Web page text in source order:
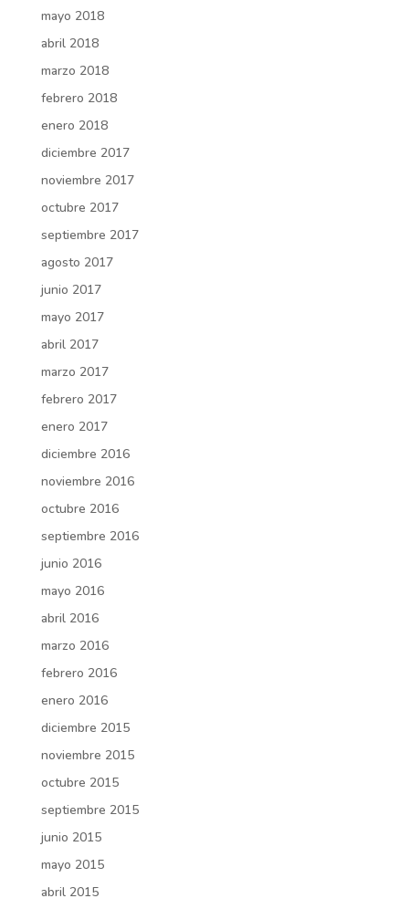
mayo 2018
abril 2018
marzo 2018
febrero 2018
enero 2018
diciembre 2017
noviembre 2017
octubre 2017
septiembre 2017
agosto 2017
junio 2017
mayo 2017
abril 2017
marzo 2017
febrero 2017
enero 2017
diciembre 2016
noviembre 2016
octubre 2016
septiembre 2016
junio 2016
mayo 2016
abril 2016
marzo 2016
febrero 2016
enero 2016
diciembre 2015
noviembre 2015
octubre 2015
septiembre 2015
junio 2015
mayo 2015
abril 2015